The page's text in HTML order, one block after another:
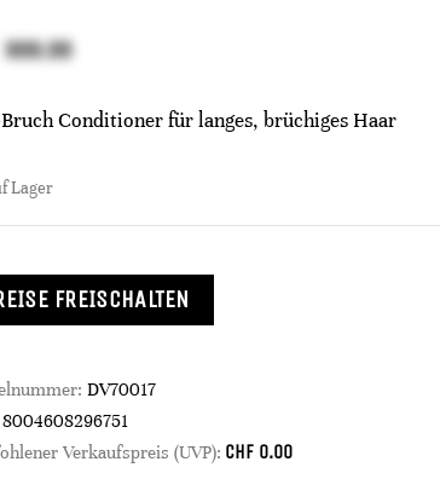
Conditioner für langes, brüchiges Haar
Lager
FREISCHALTEN
DV70017
8004608296751
Verkaufspreis (UVP): CHF 0.00